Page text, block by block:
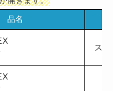
品名
ス